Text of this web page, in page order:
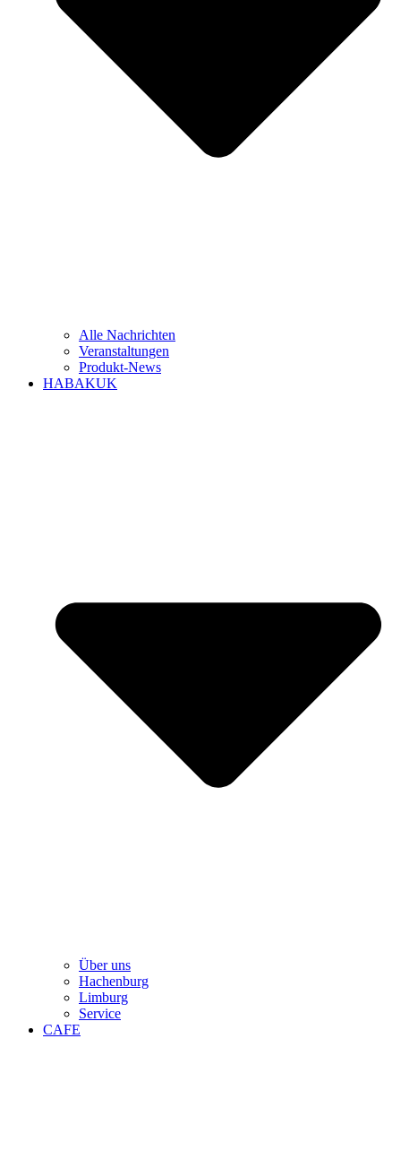
Alle Nachrichten
Veranstaltungen
Produkt-News
HABAKUK
Über uns
Hachenburg
Limburg
Service
CAFE